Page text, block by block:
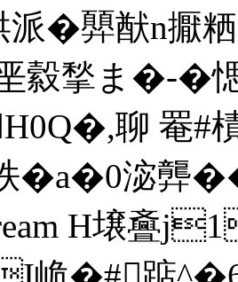
�顨猷n
揫ま�-�
聊 罨#樍
�a�0淧龏
H壌斖